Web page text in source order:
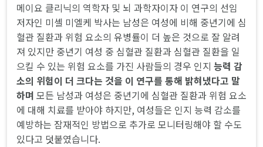
메이요 클리닉의 역학자 및 뇌 과학자이자 이 연구의 선임
저자인 미셸 미엘케 박사는 남성은 여성에 비해 중년기에 심
혈관 질환과 위험 요소의 유병률이 더 높은 것으로 잘 알려
져 있지만 중년기 여성 중 심혈관 질환과 심혈관 질환을 일
으킬 수 있는 위험 요소를 가진 사람들의 경우 인지 능력 감
소의 위험이 더 크다는 것을 이 연구를 통해 밝혀냈다고 말
하며 모든 남성과 여성은 중년기에 심혈관 질환과 위험 요소
에 대해 치료를 받아야 하지만, 여성들은 인지 능력 감소를
예방하는 잠재적인 방법으로 추가로 모니터링해야 할 수도
있다고 덧붙였습니다.